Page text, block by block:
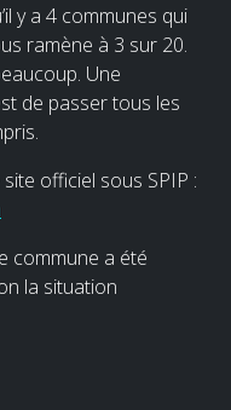
y a 4 communes qui
ramène à 3 sur 20.
Une
de passer tous les
officiel sous SPIP :
commune a été
la situation